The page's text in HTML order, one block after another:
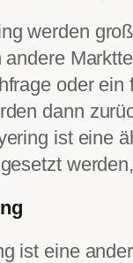
werden
andere
oder
dann
ist eine
ist eine